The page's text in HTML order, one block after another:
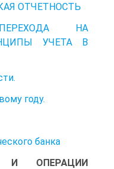
ОТЧЕТНОСТЬ
НА
УЧЕТА В
году.
банка
И ОПЕРАЦИИ